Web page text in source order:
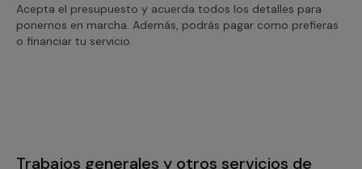
Acepta el presupuesto y acuerda todos los detalles para
ponernos en marcha. Además, podrás pagar como prefieras
o financiar tu servicio.
Trabajos generales y otros servicios de